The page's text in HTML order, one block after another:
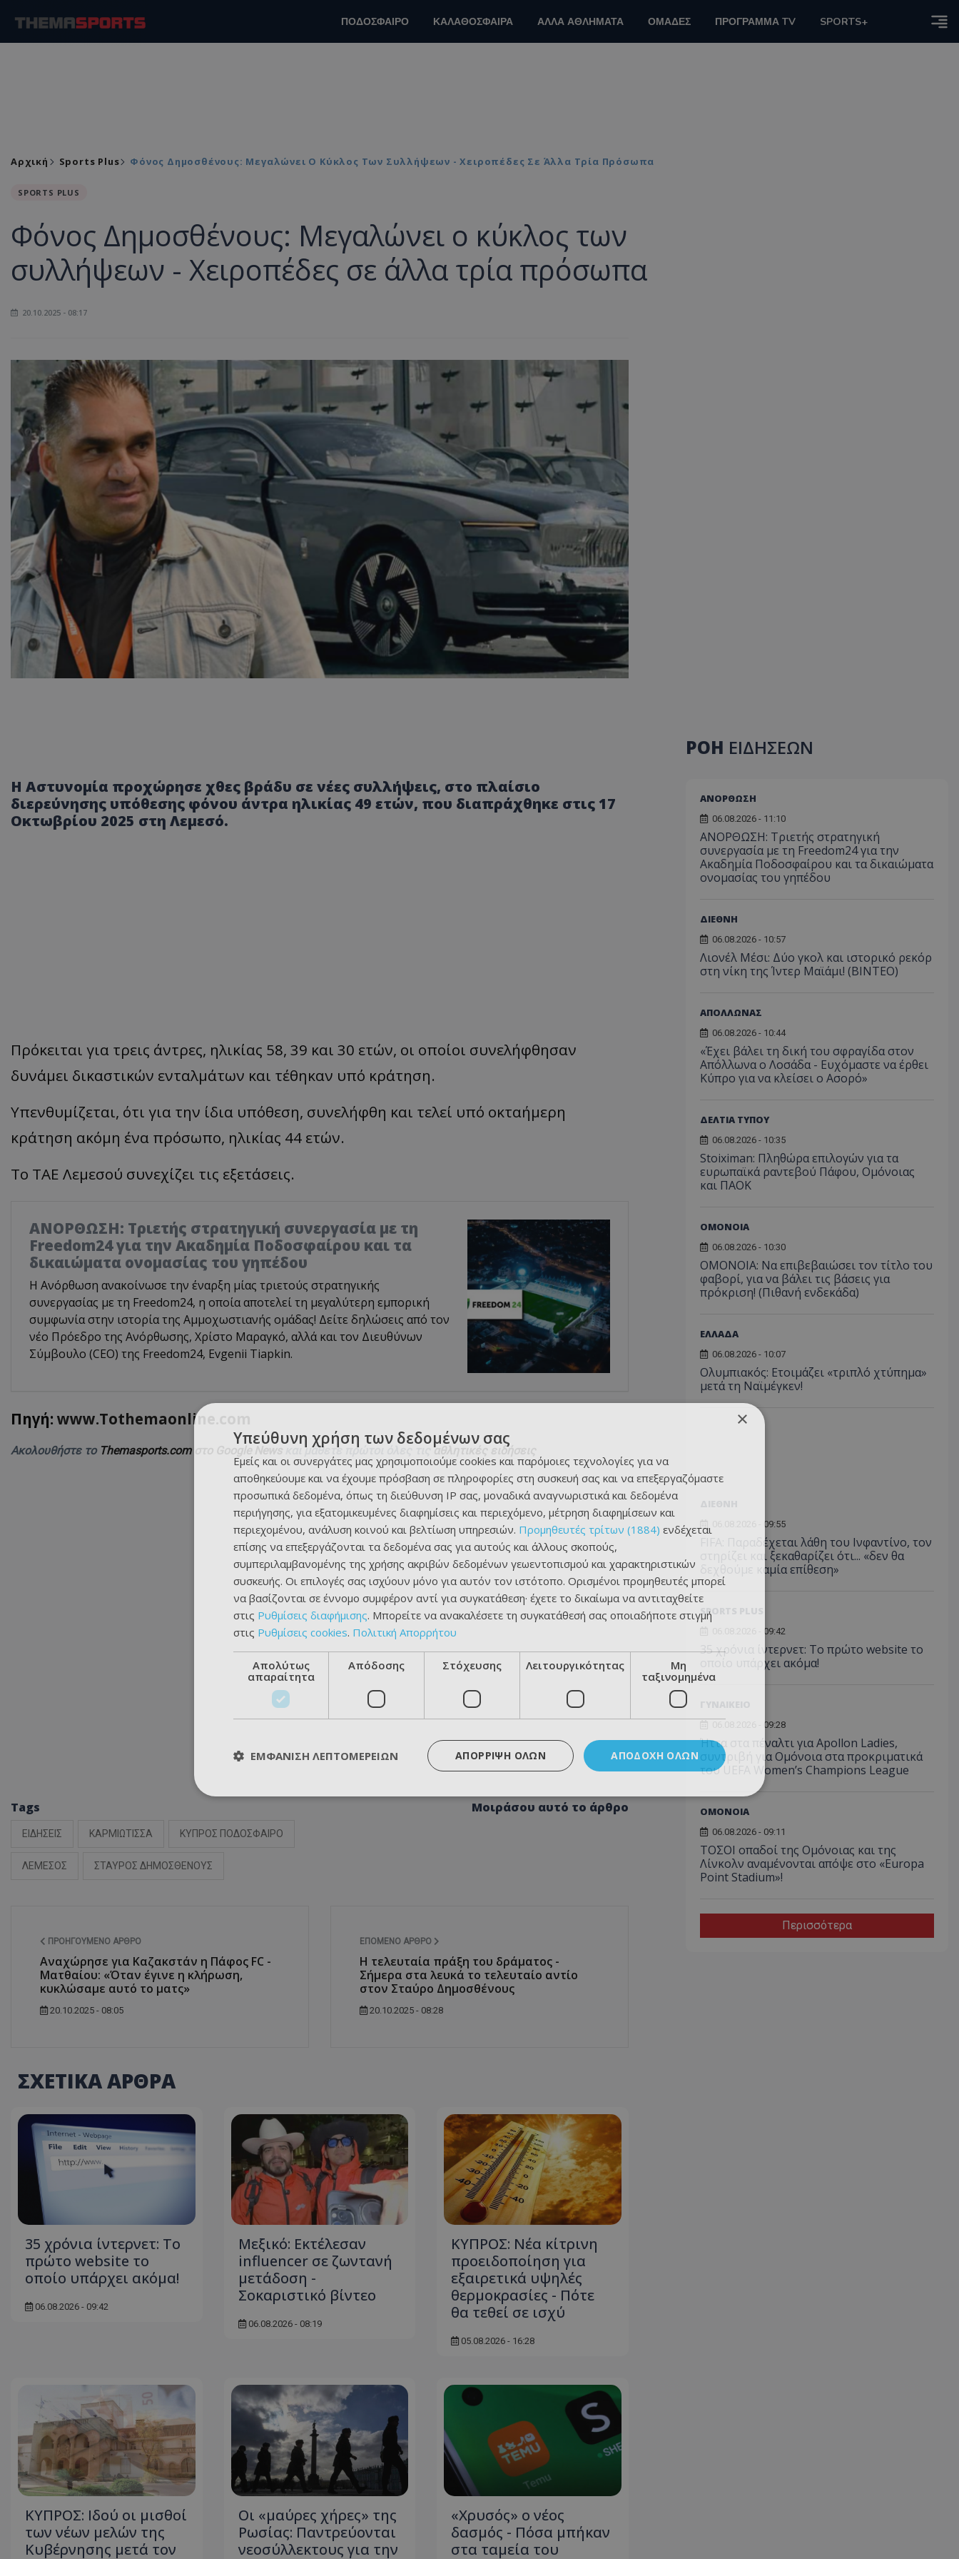
ΠΟΔΟΣΦΑΙΡΟ ΚΑΛΑΘΟΣΦΑΙΡΑ ΑΛΛΑ ΑΘΛΗΜΑΤΑ ΟΜΑΔΕΣ ΠΡΟΓΡΑΜΜΑ TV SPORTS+
Αρχική Sports Plus Φόνος Δημοσθένους: Μεγαλώνει Ο Κύκλος Των Συλλήψεων - Χειροπέδες Σε Άλλα Τρία Πρόσωπα
SPORTS PLUS
Φόνος Δημοσθένους: Μεγαλώνει ο κύκλος των
συλλήψεων - Χειροπέδες σε άλλα τρία πρόσωπα
20.10.2025 - 08:17
Η Αστυνομία προχώρησε χθες βράδυ σε νέες συλλήψεις, στο πλαίσιο
διερεύνησης υπόθεσης φόνου άντρα ηλικίας 49 ετών, που διαπράχθηκε στις 17
Οκτωβρίου 2025 στη Λεμεσό.
Πρόκειται για τρεις άντρες, ηλικίας 58, 39 και 30 ετών, οι οποίοι συνελήφθησαν
δυνάμει δικαστικών ενταλμάτων και τέθηκαν υπό κράτηση.
Υπενθυμίζεται, ότι για την ίδια υπόθεση, συνελήφθη και τελεί υπό οκταήμερη
κράτηση ακόμη ένα πρόσωπο, ηλικίας 44 ετών.
Το ΤΑΕ Λεμεσού συνεχίζει τις εξετάσεις.
ΑΝΟΡΘΩΣΗ: Τριετής στρατηγική συνεργασία με τη
Freedom24 για την Ακαδημία Ποδοσφαίρου και τα
δικαιώματα ονομασίας του γηπέδου
Η Ανόρθωση ανακοίνωσε την έναρξη μίας τριετούς στρατηγικής
συνεργασίας με τη Freedom24, η οποία αποτελεί τη μεγαλύτερη εμπορική
συμφωνία στην ιστορία της Αμμοχωστιανής ομάδας! Δείτε δηλώσεις από τον
νέο Πρόεδρο της Ανόρθωσης, Χρίστο Μαραγκό, αλλά και τον Διευθύνων
Σύμβουλο (CEO) της Freedom24, Evgenii Tiapkin.
Πηγή: www.Tothemaonline.com
Ακολουθήστε το Themasports.com στο Google News και μάθετε πρώτοι όλες τις αθλητικές ειδήσεις
Tags
ΕΙΔΗΣΕΙΣ ΚΑΡΜΙΩΤΙΣΣΑ ΚΥΠΡΟΣ ΠΟΔΟΣΦΑΙΡΟ
ΛΕΜΕΣΟΣ ΣΤΑΥΡΟΣ ΔΗΜΟΣΘΕΝΟΥΣ
Μοιράσου αυτό το άρθρο
ΠΡΟΗΓΟΎΜΕΝΟ ΆΡΘΡΟ
Αναχώρησε για Καζακστάν η Πάφος FC -
Ματθαίου: «Όταν έγινε η κλήρωση,
κυκλώσαμε αυτό το ματς»
20.10.2025 - 08:05
ΕΠΌΜΕΝΟ ΆΡΘΡΟ
Η τελευταία πράξη του δράματος -
Σήμερα στα λευκά το τελευταίο αντίο
στον Σταύρο Δημοσθένους
20.10.2025 - 08:28
ΣΧΕΤΙΚΑ ΑΡΘΡΑ
35 χρόνια ίντερνετ: Το
πρώτο website το
οποίο υπάρχει ακόμα!
06.08.2026 - 09:42
Μεξικό: Εκτέλεσαν
influencer σε ζωντανή
μετάδοση -
Σοκαριστικό βίντεο
06.08.2026 - 08:19
ΚΥΠΡΟΣ: Νέα κίτρινη
προειδοποίηση για
εξαιρετικά υψηλές
θερμοκρασίες - Πότε
θα τεθεί σε ισχύ
05.08.2026 - 16:28
ΚΥΠΡΟΣ: Ιδού οι μισθοί
των νέων μελών της
Κυβέρνησης μετά τον
Οι «μαύρες χήρες» της
Ρωσίας: Παντρεύονται
νεοσύλλεκτους για την
«Χρυσός» ο νέος
δασμός - Πόσα μπήκαν
στα ταμεία του
ΡΟΗ ΕΙΔΗΣΕΩΝ
ΑΝΟΡΘΩΣΗ
06.08.2026 - 11:10
ΑΝΟΡΘΩΣΗ: Τριετής στρατηγική
συνεργασία με τη Freedom24 για την
Ακαδημία Ποδοσφαίρου και τα δικαιώματα
ονομασίας του γηπέδου
ΔΙΕΘΝΗ
06.08.2026 - 10:57
Λιονέλ Μέσι: Δύο γκολ και ιστορικό ρεκόρ
στη νίκη της Ίντερ Μαϊάμι! (ΒΙΝΤΕΟ)
ΑΠΟΛΛΩΝΑΣ
06.08.2026 - 10:44
«Έχει βάλει τη δική του σφραγίδα στον
Απόλλωνα ο Λοσάδα - Ευχόμαστε να έρθει
Κύπρο για να κλείσει ο Ασορό»
ΔΕΛΤΙΑ ΤΥΠΟΥ
06.08.2026 - 10:35
Stoiximan: Πληθώρα επιλογών για τα
ευρωπαϊκά ραντεβού Πάφου, Ομόνοιας
και ΠΑΟΚ
ΟΜΟΝΟΙΑ
06.08.2026 - 10:30
ΟΜΟΝΟΙΑ: Να επιβεβαιώσει τον τίτλο του
φαβορί, για να βάλει τις βάσεις για
πρόκριση! (Πιθανή ενδεκάδα)
ΕΛΛΑΔΑ
06.08.2026 - 10:07
Ολυμπιακός: Ετοιμάζει «τριπλό χτύπημα»
μετά τη Ναϊμέγκεν!
06.08.2026 - 09:55
FIFA: Παραδέχεται λάθη του Ινφαντίνο, τον
στηρίζει και ξεκαθαρίζει ότι... «δεν θα
δεχθούμε καμία επίθεση»
SPORTS PLUS
06.08.2026 - 09:42
35 χρόνια ίντερνετ: Το πρώτο website το
οποίο υπάρχει ακόμα!
06.08.2026 - 09:28
Ήττα στα πέναλτι για Apollon Ladies,
συντριβή για Ομόνοια στα προκριματικά
του UEFA Women’s Champions League
ΟΜΟΝΟΙΑ
06.08.2026 - 09:11
ΤΟΣΟΙ οπαδοί της Ομόνοιας και της
Λίνκολν αναμένονται απόψε στο «Europa
Point Stadium»!
Περισσότερα
×
Υπεύθυνη χρήση των δεδομένων σας
Εμείς και οι συνεργάτες μας χρησιμοποιούμε cookies και παρόμοιες τεχνολογίες για να
αποθηκεύουμε και να έχουμε πρόσβαση σε πληροφορίες στη συσκευή σας και να επεξεργαζόμαστε
προσωπικά δεδομένα, όπως τη διεύθυνση IP σας, μοναδικά αναγνωριστικά και δεδομένα
περιήγησης, για εξατομικευμένες διαφημίσεις και περιεχόμενο, μέτρηση διαφημίσεων και
περιεχομένου, ανάλυση κοινού και βελτίωση υπηρεσιών. Προμηθευτές τρίτων (1884) ενδέχεται
επίσης να επεξεργάζονται τα δεδομένα σας για αυτούς και άλλους σκοπούς,
συμπεριλαμβανομένης της χρήσης ακριβών δεδομένων γεωεντοπισμού και χαρακτηριστικών
συσκευής. Οι επιλογές σας ισχύουν μόνο για αυτόν τον ιστότοπο. Ορισμένοι προμηθευτές μπορεί
να βασίζονται σε έννομο συμφέρον αντί για συγκατάθεση· έχετε το δικαίωμα να αντιταχθείτε
στις Ρυθμίσεις διαφήμισης. Μπορείτε να ανακαλέσετε τη συγκατάθεσή σας οποιαδήποτε στιγμή
στις Ρυθμίσεις cookies. Πολιτική Απορρήτου
Απολύτως
απαραίτητα
Απόδοσης Στόχευσης Λειτουργικότητας
Μη
ταξινομημένα
ΑΠΟΔΟΧΉ ΌΛΩΝ
ΑΠΌΡΡΙΨΗ ΌΛΩΝ
ΕΜΦΆΝΙΣΗ ΛΕΠΤΟΜΕΡΕΙΏΝ